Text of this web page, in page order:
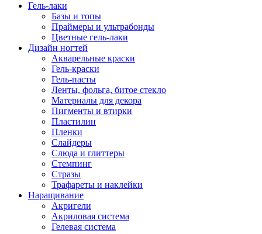
Гель-лаки
Базы и топы
Праймеры и ультрабонды
Цветные гель-лаки
Дизайн ногтей
Акварельные краски
Гель-краски
Гель-пасты
Ленты, фольга, битое стекло
Материалы для декора
Пигменты и втирки
Пластилин
Пленки
Слайдеры
Слюда и глиттеры
Стемпинг
Стразы
Трафареты и наклейки
Наращивание
Акригели
Акриловая система
Гелевая система